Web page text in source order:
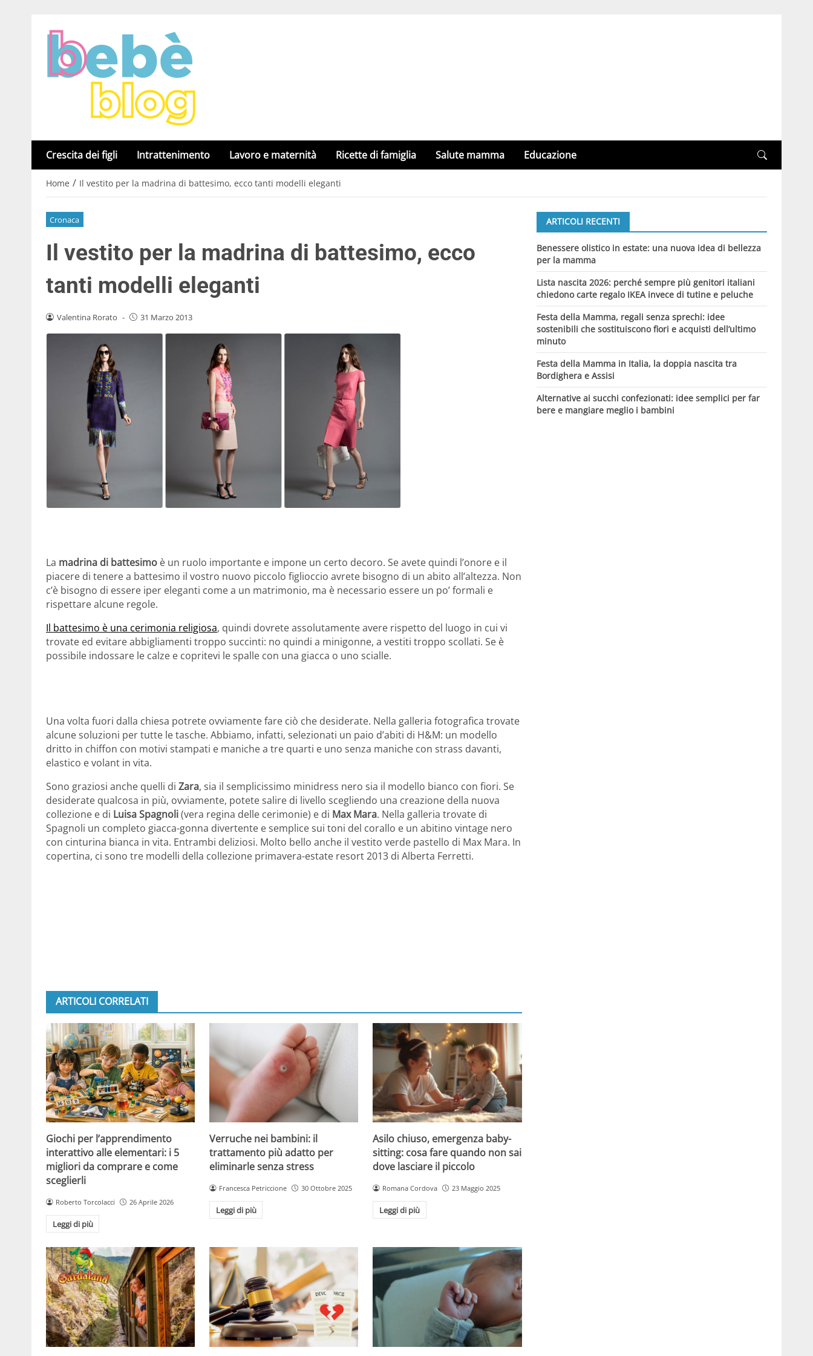
Crescita dei figli Intrattenimento Lavoro e maternità Ricette di famiglia Salute mamma Educazione
Home / Il vestito per la madrina di battesimo, ecco tanti modelli eleganti
Cronaca
Il vestito per la madrina di battesimo, ecco
tanti modelli eleganti
Valentina Rorato - 31 Marzo 2013
La madrina di battesimo è un ruolo importante e impone un certo decoro. Se avete quindi l’onore e il
piacere di tenere a battesimo il vostro nuovo piccolo figlioccio avrete bisogno di un abito all’altezza. Non
c’è bisogno di essere iper eleganti come a un matrimonio, ma è necessario essere un po’ formali e
rispettare alcune regole.
Il battesimo è una cerimonia religiosa, quindi dovrete assolutamente avere rispetto del luogo in cui vi
trovate ed evitare abbigliamenti troppo succinti: no quindi a minigonne, a vestiti troppo scollati. Se è
possibile indossare le calze e copritevi le spalle con una giacca o uno scialle.
Una volta fuori dalla chiesa potrete ovviamente fare ciò che desiderate. Nella galleria fotografica trovate
alcune soluzioni per tutte le tasche. Abbiamo, infatti, selezionati un paio d’abiti di H&M: un modello
dritto in chiffon con motivi stampati e maniche a tre quarti e uno senza maniche con strass davanti,
elastico e volant in vita.
Sono graziosi anche quelli di Zara, sia il semplicissimo minidress nero sia il modello bianco con fiori. Se
desiderate qualcosa in più, ovviamente, potete salire di livello scegliendo una creazione della nuova
collezione e di Luisa Spagnoli(vera regina delle cerimonie) e di Max Mara. Nella galleria trovate di
Spagnoli un completo giacca-gonna divertente e semplice sui toni del corallo e un abitino vintage nero
con cinturina bianca in vita. Entrambi deliziosi. Molto bello anche il vestito verde pastello di Max Mara. In
copertina, ci sono tre modelli della collezione primavera-estate resort 2013 di Alberta Ferretti.
ARTICOLI CORRELATI
Giochi per l’apprendimento
interattivo alle elementari: i 5
migliori da comprare e come
sceglierli
Roberto Torcolacci 26 Aprile 2026
Leggi di più
Verruche nei bambini: il
trattamento più adatto per
eliminarle senza stress
Francesca Petriccione 30 Ottobre 2025
Leggi di più
Asilo chiuso, emergenza baby-
sitting: cosa fare quando non sai
dove lasciare il piccolo
Romana Cordova 23 Maggio 2025
Leggi di più
ARTICOLI RECENTI
Benessere olistico in estate: una nuova idea di bellezza
per la mamma
Lista nascita 2026: perché sempre più genitori italiani
chiedono carte regalo IKEA invece di tutine e peluche
Festa della Mamma, regali senza sprechi: idee
sostenibili che sostituiscono fiori e acquisti dell’ultimo
minuto
Festa della Mamma in Italia, la doppia nascita tra
Bordighera e Assisi
Alternative ai succhi confezionati: idee semplici per far
bere e mangiare meglio i bambini